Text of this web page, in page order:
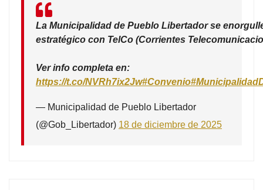
La Municipalidad de Pueblo Libertador se
estratégico con TelCo (Corrientes
Ver info completa en:
https://t.co/NVRh7ix2Jw#Convenio
— Municipalidad de Pueblo Libertador
(@Gob_Libertador) 18 de diciembre de 2025